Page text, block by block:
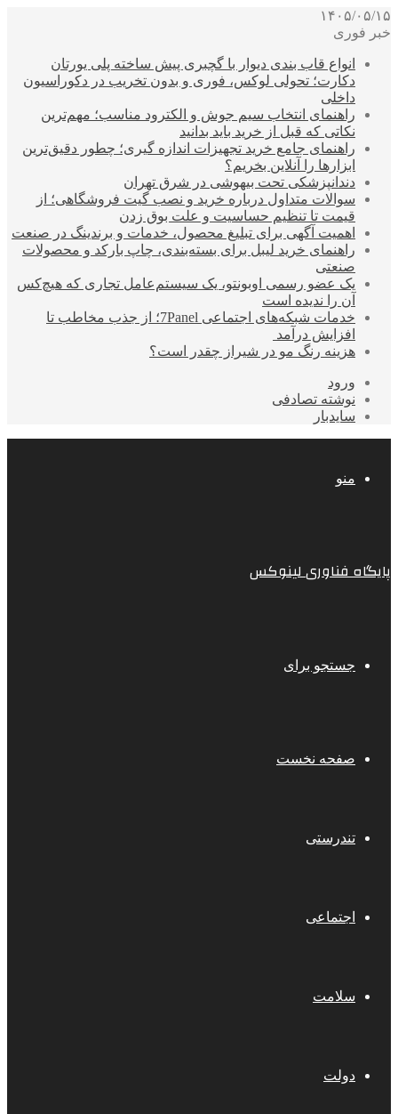
۱۴۰۵/۰۵/۱۵
خبر فوری
انواع قاب بندی دیوار با گچبری پیش ساخته پلی یورتان
دکارت؛ تحولی لوکس، فوری و بدون تخریب در دکوراسیون
داخلی
راهنمای انتخاب سیم جوش و الکترود مناسب؛ مهم‌ترین
نکاتی که قبل از خرید باید بدانید
راهنمای جامع خرید تجهیزات اندازه گیری؛ چطور دقیق‌ترین
ابزارها را آنلاین بخریم؟
دندانپزشکی تحت بیهوشی در شرق تهران
سوالات متداول درباره خرید و نصب گیت فروشگاهی؛ از
قیمت تا تنظیم حساسیت و علت بوق زدن
اهمیت آگهی برای تبلیغ محصول، خدمات و برندینگ در صنعت
راهنمای خرید لیبل برای بسته‌بندی، چاپ بارکد و محصولات
صنعتی
یک عضو رسمی اوبونتو، یک سیستم‌عامل تجاری که هیچ‌کس
آن را ندیده است
خدمات شبکه‌های اجتماعی 7Panel؛ از جذب مخاطب تا
افزایش درآمد
هزینه رنگ مو در شیراز چقدر است؟
ورود
نوشته تصادفی
سایدبار
منو
پایگاه فناوری لینوکس
جستجو برای
صفحه نخست
تندرستی
اجتماعی
سلامت
دولت